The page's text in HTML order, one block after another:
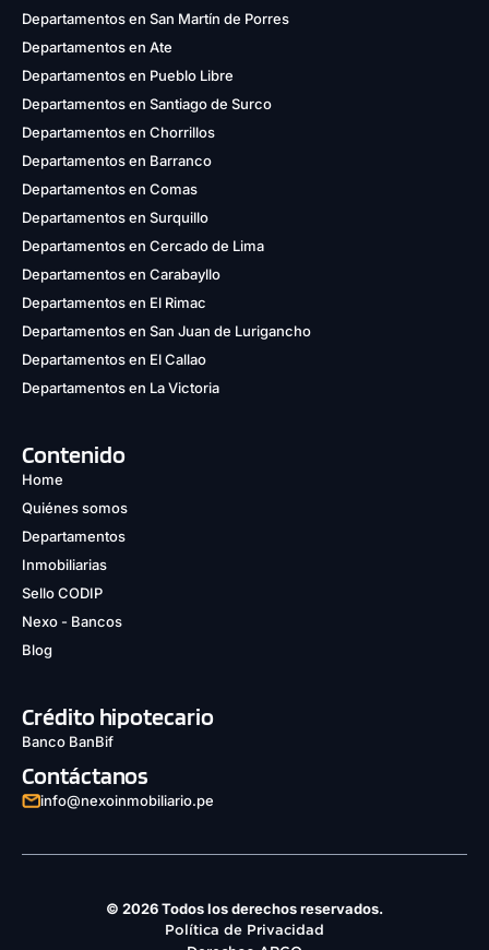
Departamentos en San Martín de Porres
Departamentos en Ate
Departamentos en Pueblo Libre
Departamentos en Santiago de Surco
Departamentos en Chorrillos
Departamentos en Barranco
Departamentos en Comas
Departamentos en Surquillo
Departamentos en Cercado de Lima
Departamentos en Carabayllo
Departamentos en El Rimac
Departamentos en San Juan de Lurigancho
Departamentos en El Callao
Departamentos en La Victoria
Contenido
Home
Quiénes somos
Departamentos
Inmobiliarias
Sello CODIP
Nexo - Bancos
Blog
Crédito hipotecario
Banco BanBif
Contáctanos
info@nexoinmobiliario.pe
© 2026 Todos los derechos reservados.
Política de Privacidad